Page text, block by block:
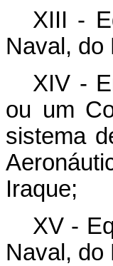
XIII -
Naval, do
XIV -
ou um
sistema
Iraque;
XV -
Naval, do